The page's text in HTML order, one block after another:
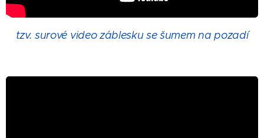
tzv. surové video záblesku se šumem na pozadí